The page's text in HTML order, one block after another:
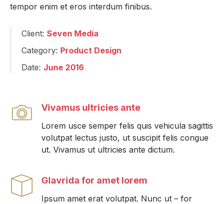
tempor enim et eros interdum finibus.
Client: Seven Media
Category: Product Design
Date: June 2016
Vivamus ultricies ante
Lorem usce semper felis quis vehicula sagittis
volutpat lectus justo, ut suscipit felis congue
ut. Vivamus ut ultricies ante dictum.
Glavrida for amet lorem
Ipsum amet erat volutpat. Nunc ut – for